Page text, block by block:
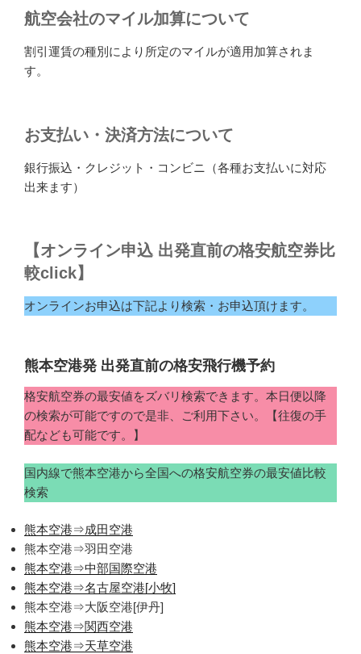
航空会社のマイル加算について
割引運賃の種別により所定のマイルが適用加算されま
す。
お支払い・決済方法について
銀行振込・クレジット・コンビニ（各種お支払いに対応
出来ます）
【オンライン申込 出発直前の格安航空券比
較click】
オンラインお申込は下記より検索・お申込頂けます。
熊本空港発 出発直前の格安飛行機予約
格安航空券の最安値をズバリ検索できます。本日便以降
の検索が可能ですので是非、ご利用下さい。【往復の手
配なども可能です。】
国内線で熊本空港から全国への格安航空券の最安値比較
検索
熊本空港⇒成田空港
熊本空港⇒羽田空港
熊本空港⇒中部国際空港
熊本空港⇒名古屋空港[小牧]
熊本空港⇒大阪空港[伊丹]
熊本空港⇒関西空港
熊本空港⇒天草空港